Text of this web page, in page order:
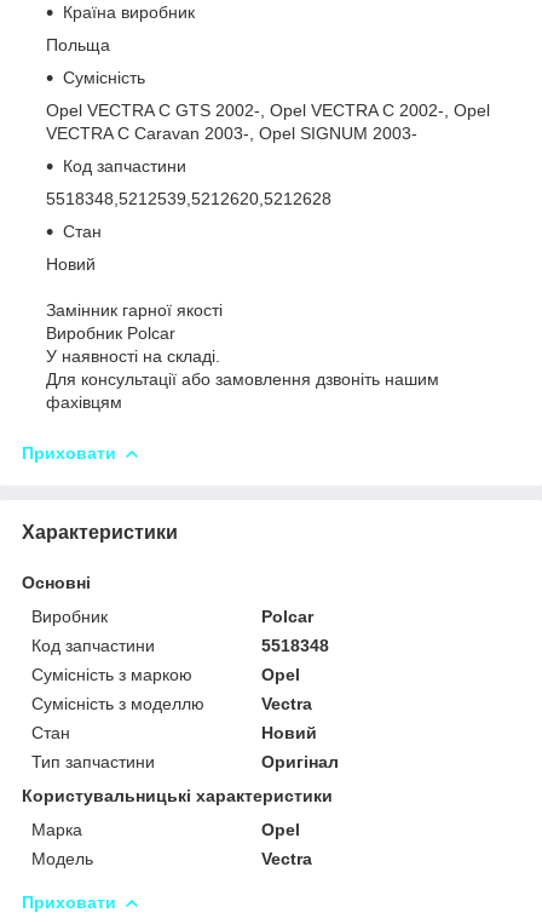
Країна виробник
Польща
Сумісність
Opel VECTRA C GTS 2002-, Opel VECTRA C 2002-, Opel
VECTRA C Caravan 2003-, Opel SIGNUM 2003-
Код запчастини
5518348,5212539,5212620,5212628
Стан
Новий
Замінник гарної якості
Виробник Polcar
У наявності на складі.
Для консультації або замовлення дзвоніть нашим
фахівцям
Приховати
Характеристики
Основні
Виробник
Polcar
Код запчастини
5518348
Сумісність з маркою
Opel
Сумісність з моделлю
Vectra
Стан
Новий
Тип запчастини
Оригінал
Користувальницькі характеристики
Марка
Opel
Модель
Vectra
Приховати